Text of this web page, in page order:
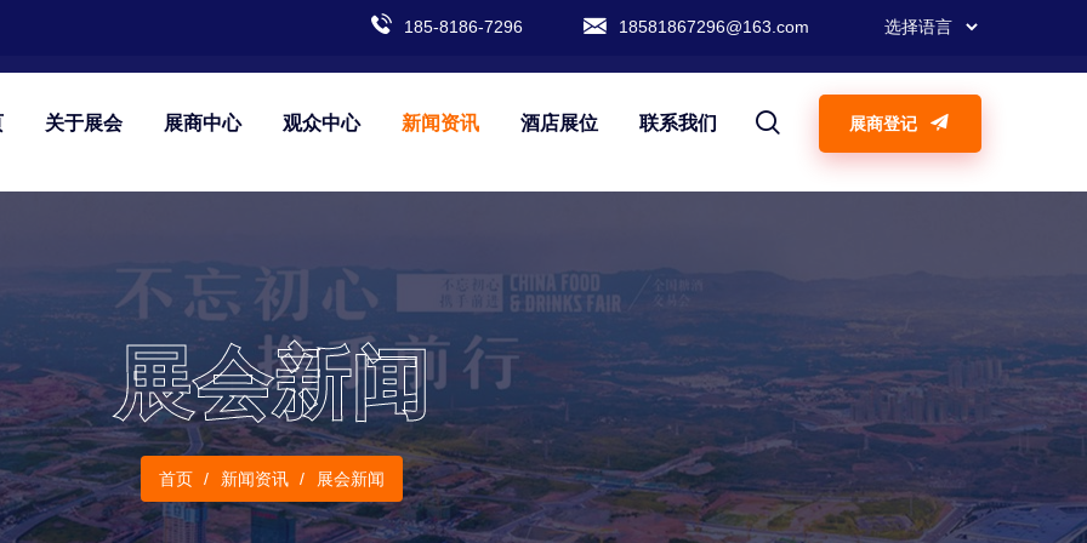
185-8186-7296 18581867296@163.com
关于展会 展商中心 观众中心 新闻资讯 酒店展位 联系我们 展商登记
展会新闻
首页 新闻资讯 展会新闻